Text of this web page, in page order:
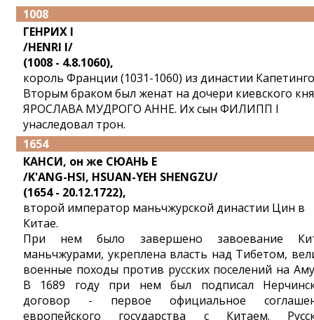
1008
ГЕНРИХ I
/HENRI I/
(1008 - 4.8.1060),
король Франции (1031-1060) из династии
Вторым браком был женат на дочери киевского
ЯРОСЛАВА МУДРОГО АННЕ. Их сын ФИЛИПП I
унаследовал трон.
1654
КАНСИ, он же СЮАНЬ Е
/K'ANG-HSI, HSUAN-YEH SHENGZU/
(1654 - 20.12.1722),
второй император маньчжурской династии Цин в
Китае.
При нем было завершено завоевание
маньчжурами, укреплена власть над Тибетом,
военные походы против русских поселений на
В 1689 году при нем был подписал
договор - первое официальное
европейского государства с Китаем.